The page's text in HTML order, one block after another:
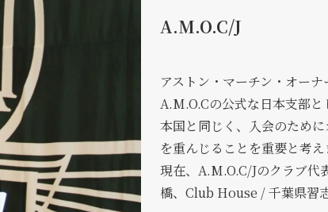
A.M.O.C/J
アストン・マーチン・オー
A.M.O.Cの公式な日本支部
本国と同じく、入会のため
を重んじることを重要と考
現在、A.M.O.C/Jのクラブ
橋、Club House / 千葉県習